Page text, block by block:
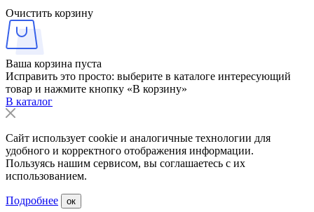
Очистить корзину
Ваша корзина пуста
Исправить это просто: выберите в каталоге интересующий
товар и нажмите кнопку «В корзину»
В каталог
Сайт использует cookie и аналогичные технологии для
удобного и корректного отображения информации.
Пользуясь нашим сервисом, вы соглашаетесь с их
использованием.
Подробнее ок